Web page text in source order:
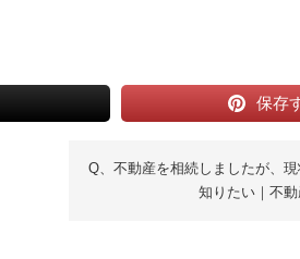
保存
Q、不動産を相続しましたが、
知りたい｜不